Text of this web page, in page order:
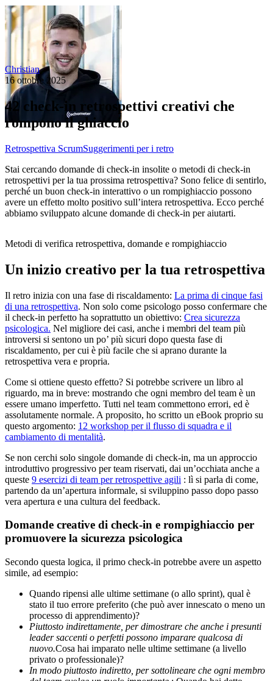
Christian
16 ottobre 2025
42 check-in retrospettivi creativi che
rompono il ghiaccio
Retrospettiva ScrumSuggerimenti per i retro
Stai cercando domande di check-in insolite o metodi di check-in
retrospettivi per la tua prossima retrospettiva? Sono felice di sentirlo,
perché un buon check-in interattivo o un rompighiaccio possono
avere un effetto molto positivo sull’intera retrospettiva. Ecco perché
abbiamo sviluppato alcune domande di check-in per aiutarti.
Metodi di verifica retrospettiva, domande e rompighiaccio
Un inizio creativo per la tua retrospettiva
Il retro inizia con una fase di riscaldamento: La prima di cinque fasi
di una retrospettiva. Non solo come psicologo posso confermare che
il check-in perfetto ha soprattutto un obiettivo: Crea sicurezza
psicologica. Nel migliore dei casi, anche i membri del team più
introversi si sentono un po’ più sicuri dopo questa fase di
riscaldamento, per cui è più facile che si aprano durante la
retrospettiva vera e propria.
Come si ottiene questo effetto? Si potrebbe scrivere un libro al
riguardo, ma in breve: mostrando che ogni membro del team è un
essere umano imperfetto. Tutti nel team commettono errori, ed è
assolutamente normale. A proposito, ho scritto un eBook proprio su
questo argomento: 12 workshop per il flusso di squadra e il
cambiamento di mentalità.
Se non cerchi solo singole domande di check-in, ma un approccio
introduttivo progressivo per team riservati, dai un’occhiata anche a
queste 9 esercizi di team per retrospettive agili : lì si parla di come,
partendo da un’apertura informale, si sviluppino passo dopo passo
vera apertura e una cultura del feedback.
Domande creative di check-in e rompighiaccio per
promuovere la sicurezza psicologica
Secondo questa logica, il primo check-in potrebbe avere un aspetto
simile, ad esempio:
Quando ripensi alle ultime settimane (o allo sprint), qual è
stato il tuo errore preferito (che può aver innescato o meno un
processo di apprendimento)?
Piuttosto indirettamente, per dimostrare che anche i presunti
leader saccenti o perfetti possono imparare qualcosa di
nuovo.Cosa hai imparato nelle ultime settimane (a livello
privato o professionale)?
In modo piuttosto indiretto, per sottolineare che ogni membro